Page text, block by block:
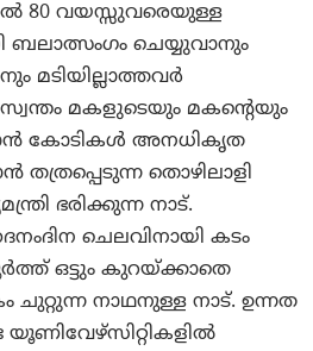
80 വയസ്സുവരെയുള്ള
ബലാത്സംഗം ചെയ്യുവാനും
മടിയില്ലാത്തവർ
മകളുടെയും മകന്റെയും
കോടികൾ അനധികൃത
തത്രപ്പെടുന്ന തൊഴിലാളി
ഭരിക്കുന്ന നാട്.
ചെലവിനായി കടം
ഒട്ടും കുറയ്ക്കാതെ
നാഥനുള്ള നാട്. ഉന്നത
യൂണിവേഴ്സിറ്റികളിൽ